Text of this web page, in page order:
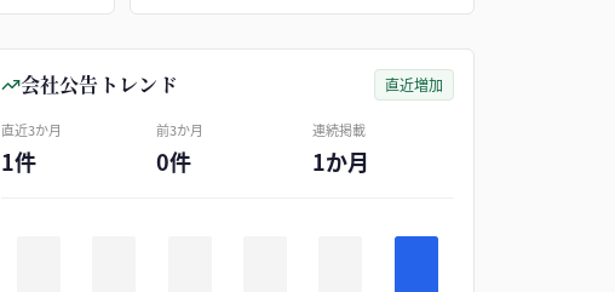
会社公告トレンド 直近増加
直近3か月
1件
前3か月
0件
連続掲載
1か月